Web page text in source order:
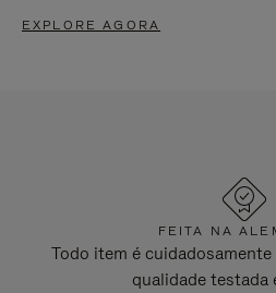
EXPLORE AGORA
FEITA NA
Todo item é
qualidade testada